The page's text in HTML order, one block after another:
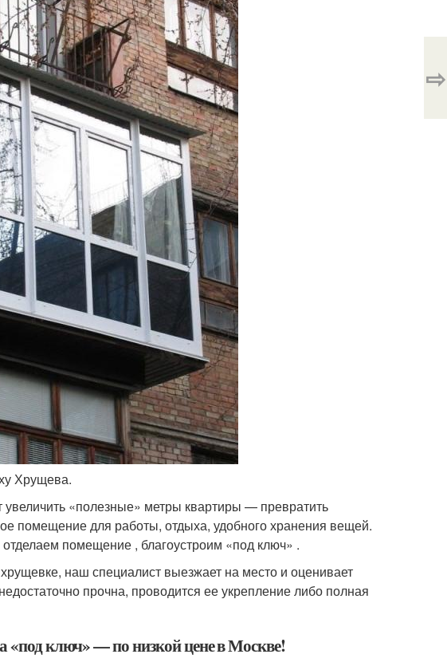
Хрущева.
«полезные» метры квартиры — превратить
помещение для работы, отдыха, удобного хранения вещей.
помещение , благоустроим «под ключ» .
наш специалист выезжает на место и оценивает
прочна, проводится ее укрепление либо полная
«под ключ» — по низкой цене в Москве!
⇨